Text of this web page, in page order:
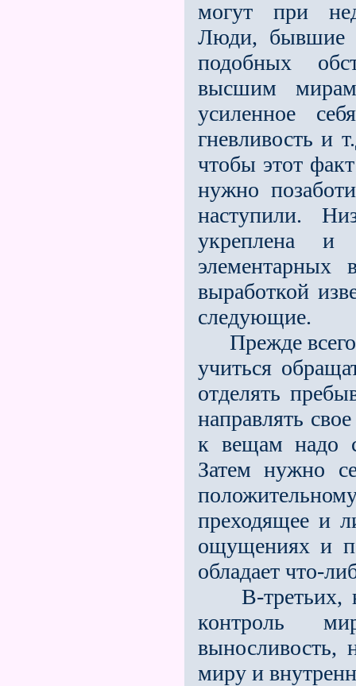
могут при
Люди, бывшие
подобных
высшим
усиленное
гневливость и
чтобы этот
нужно
наступили.
укреплена и
элементарных
выработкой
следующие.
Прежде всего
учиться
отделять
направлять
к вещам надо
Затем нужно
преходящее и
ощущениях и
обладает что-
В-третьих,
контроль
выносливость,
миру и